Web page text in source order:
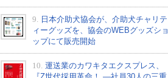
9.
日本介助犬協会が、介助犬チャリテ
ィーグッズを、協会のWEBグッズショ
ップにて販売開始
10. 運送業のカワキタエクスプレス、
『Z世代採用革命！ ―社員30人の三重